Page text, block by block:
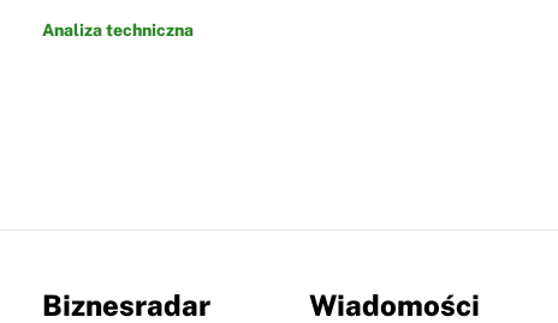
Analiza techniczna
Biznesradar Wiadomości